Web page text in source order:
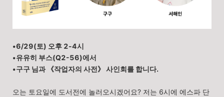
•6/29(토) 오후 2-4시
•유유히 부스(Q2-56)에서
•구구 님과 《작업자의 사전》 사인회를 합니다.
오는 토요일에 도서전에 놀러오시겠어요? 저는 6시에 에스파 단